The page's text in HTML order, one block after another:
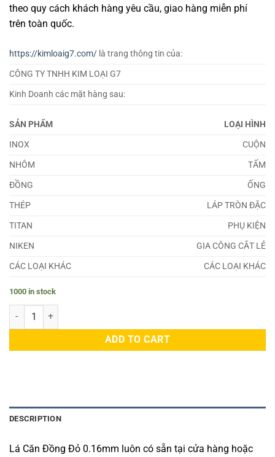
theo quy cách khách hàng yêu cầu, giao hàng miễn phí
trên toàn quốc.
https://kimloaig7.com/ là trang thông tin của:
CÔNG TY TNHH KIM LOẠI G7
Kinh Doanh các mặt hàng sau:
SẢN PHẨM
LOẠI HÌNH
INOX
CUỘN
NHÔM
TẤM
ĐỒNG
ỐNG
THÉP
LÁP TRÒN ĐẶC
TITAN
PHỤ KIỆN
NIKEN
GIA CÔNG CẮT LẺ
CÁC LOẠI KHÁC
CÁC LOẠI KHÁC
1000 in stock
Lá Căn Đồng Đỏ 0.16mm quantity
ADD TO CART
DESCRIPTION
Lá Căn Đồng Đỏ 0.16mm luôn có sẵn tại cửa hàng hoặc